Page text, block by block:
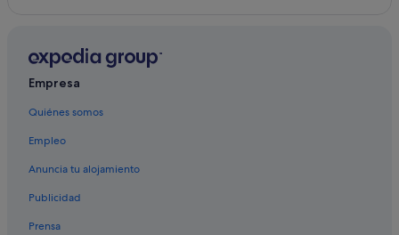
Hoteles para familias en Orihuela Costa
Independent hoteles en Playa Flamenca
Cabañas en Cabo Roig
Los Dolses hoteles
B&B en Orihuela Costa
Hoteles con wifi en Orihuela Costa
Hoteles de aventura en Orihuela Costa
Empresa
Quiénes somos
Empleo
Anuncia tu alojamiento
Publicidad
Prensa